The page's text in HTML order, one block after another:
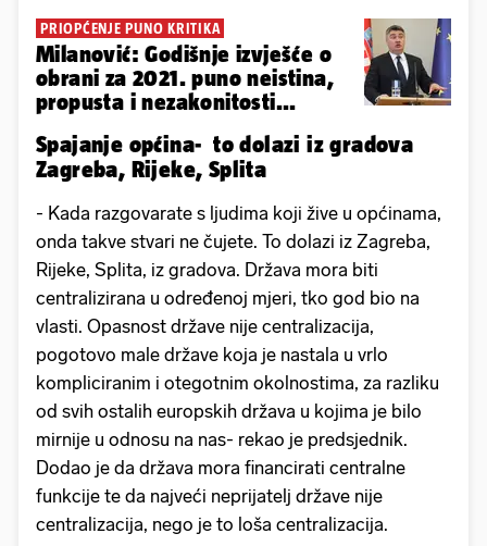
PRIOPĆENJE PUNO KRITIKA
Milanović: Godišnje izvješće o
obrani za 2021. puno neistina,
propusta i nezakonitosti...
Spajanje općina- to dolazi iz gradova
Zagreba, Rijeke, Splita
- Kada razgovarate s ljudima koji žive u općinama,
onda takve stvari ne čujete. To dolazi iz Zagreba,
Rijeke, Splita, iz gradova. Država mora biti
centralizirana u određenoj mjeri, tko god bio na
vlasti. Opasnost države nije centralizacija,
pogotovo male države koja je nastala u vrlo
kompliciranim i otegotnim okolnostima, za razliku
od svih ostalih europskih država u kojima je bilo
mirnije u odnosu na nas- rekao je predsjednik.
Dodao je da država mora financirati centralne
funkcije te da najveći neprijatelj države nije
centralizacija, nego je to loša centralizacija.